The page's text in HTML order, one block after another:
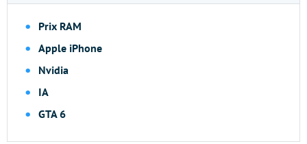
Prix RAM
Apple iPhone
Nvidia
IA
GTA 6